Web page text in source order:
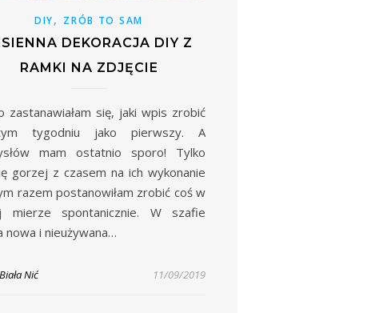
DIY, ZRÓB TO SAM
DEKORACJA DIY Z
RAMKI NA ZDJĘCIE
zastanawiałam się, jaki wpis zrobić
tygodniu jako pierwszy. A
mam ostatnio sporo! Tylko
gorzej z czasem na ich wykonanie
razem postanowiłam zrobić coś w
mierze spontanicznie. W szafie
nowa i nieużywana…
Biała Nić 11/09/2019